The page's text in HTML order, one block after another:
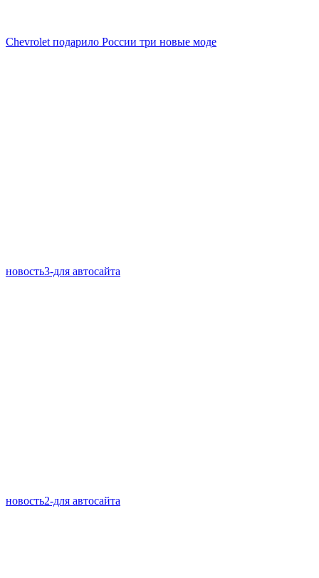
Chevrolet подарило России три новые моде
новость3-для автосайта
новость2-для автосайта